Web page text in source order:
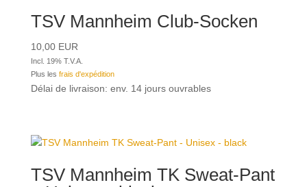
TSV Mannheim Club-Socken
10,00EUR
Incl. 19% T.V.A.
Plus les frais d'expédition
Délai de livraison: env. 14 jours ouvrables
TSV Mannheim TK Sweat-Pant